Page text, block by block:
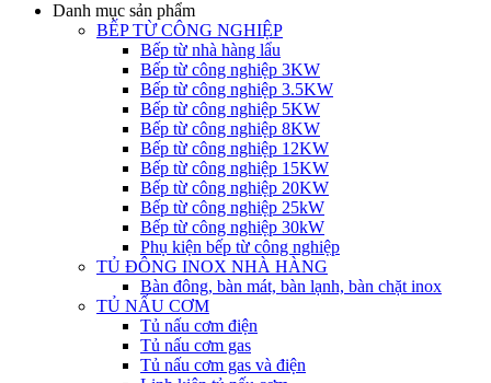
Danh mục sản phẩm
BẾP TỪ CÔNG NGHIỆP
Bếp từ nhà hàng lẩu
Bếp từ công nghiệp 3KW
Bếp từ công nghiệp 3.5KW
Bếp từ công nghiệp 5KW
Bếp từ công nghiệp 8KW
Bếp từ công nghiệp 12KW
Bếp từ công nghiệp 15KW
Bếp từ công nghiệp 20KW
Bếp từ công nghiệp 25kW
Bếp từ công nghiệp 30kW
Phụ kiện bếp từ công nghiệp
TỦ ĐÔNG INOX NHÀ HÀNG
Bàn đông, bàn mát, bàn lạnh, bàn chặt inox
TỦ NẤU CƠM
Tủ nấu cơm điện
Tủ nấu cơm gas
Tủ nấu cơm gas và điện